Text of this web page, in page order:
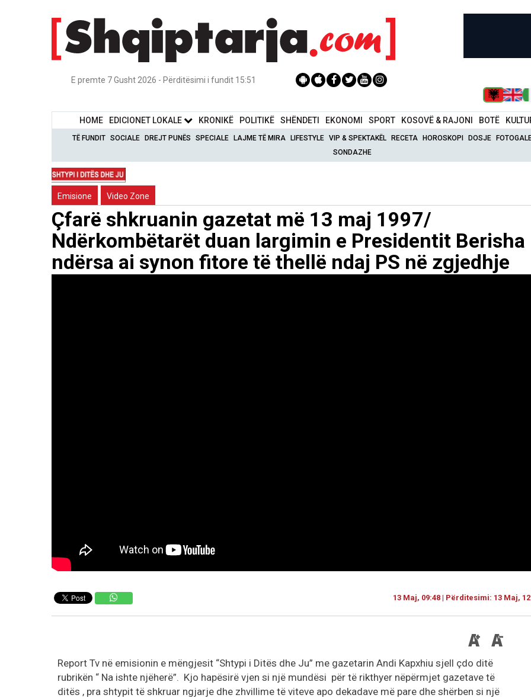
E premte 7 Gusht 2026 - Përditësimi i fundit 15:51
HOME EDICIONET LOKALE KRONIKË POLITIKË SHËNDETI EKONOMI SPORT KOSOVË & RAJONI BOTË
TË FUNDIT SOCIALE DREJT PUNËS SPECIALE LAJME TË MIRA LIFESTYLE VIP & SPEKTAKËL RECETA HOROSKOPI DOSJE
SONDAZHE
Emisione Video Zone
Çfarë shkruanin gazetat më 13 maj 1997/
Ndërkombëtarët duan largimin e Presidentit Berisha
ndërsa ai synon fitore të thellë ndaj PS në zgjedhje
13 Maj, 09:48 | Përditesimi: 13 Maj,
Report Tv në emisionin e mëngjesit “Shtypi i Ditës dhe Ju” me gazetarin Andi Kapxhiu sjell çdo ditë
rubrikën “ Na ishte njëherë”. Kjo hapësirë vjen si një mundësi për të rikthyer nëpërmjet gazetave të
ditës , pra shtypit të shkruar ngjarje dhe zhvillime të viteve apo dekadave më pare dhe shërben si një